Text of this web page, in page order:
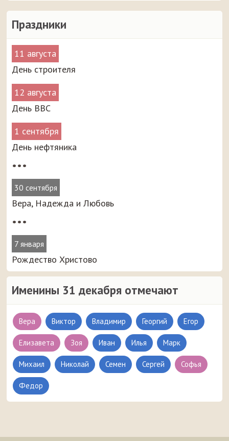
Праздники
11 августа
День строителя
12 августа
День ВВС
1 сентября
День нефтяника
•••
30 сентября
Вера, Надежда и Любовь
•••
7 января
Рождество Христово
Именины 31 декабря отмечают
Вера Виктор Владимир Георгий Егор
Елизавета Зоя Иван Илья Марк
Михаил Николай Семен Сергей Софья
Федор